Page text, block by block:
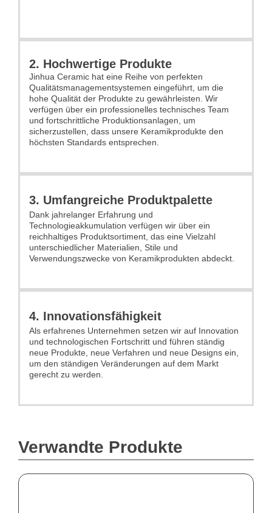
2. Hochwertige Produkte
Jinhua Ceramic hat eine Reihe von perfekten
Qualitätsmanagementsystemen eingeführt, um die
hohe Qualität der Produkte zu gewährleisten. Wir
verfügen über ein professionelles technisches Team
und fortschrittliche Produktionsanlagen, um
sicherzustellen, dass unsere Keramikprodukte den
höchsten Standards entsprechen.
3. Umfangreiche Produktpalette
Dank jahrelanger Erfahrung und
Technologieakkumulation verfügen wir über ein
reichhaltiges Produktsortiment, das eine Vielzahl
unterschiedlicher Materialien, Stile und
Verwendungszwecke von Keramikprodukten abdeckt.
4. Innovationsfähigkeit
Als erfahrenes Unternehmen setzen wir auf Innovation
und technologischen Fortschritt und führen ständig
neue Produkte, neue Verfahren und neue Designs ein,
um den ständigen Veränderungen auf dem Markt
gerecht zu werden.
Verwandte Produkte